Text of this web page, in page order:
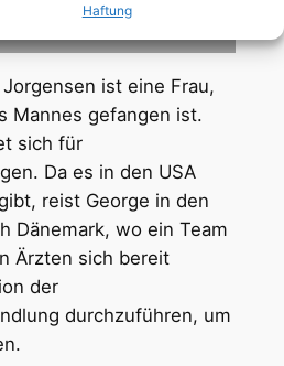
Haftung
Hauptrolle
ist eine Frau,
Mannes gefangen ist.
sich für
Da es in den USA
reist George in den
Dänemark, wo ein Team
Ärzten sich bereit
der
durchzuführen, um